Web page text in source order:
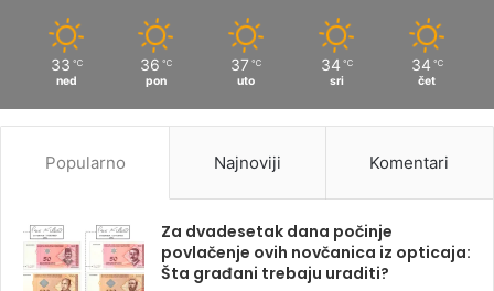
33 ℃
ned
36 ℃
pon
37 ℃
uto
34 ℃
sri
34 ℃
čet
Popularno Najnoviji Komentari
Za dvadesetak dana počinje
povlačenje ovih novčanica iz opticaja:
Šta građani trebaju uraditi?